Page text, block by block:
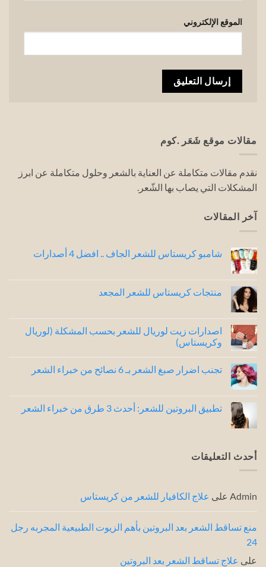
الموقع الإلكتروني
مقالات موقع شَعَر .كوم
نقدم مقالات متكاملة عن العناية بالشعر وحلول متكاملة عن ابرز
المشكلات التي يصاب بها الشّعر.
آخر المقالات
شامبو كريستاس للشعر الجاف .. افضل 4 أصدارات
تعليقات
شامبو
الجاف
..
افضل
4
أصدارات
منتجات كريستاس للشعر المجعد
تعليقات
على
منتجات
كريستاس
للشعر
المجعد
اصدارات زيت لوريال للشعر بحسب المشكلة (لوريال
وكريستاس)
تعليقات
على
للشعر
بحسب
تجنب اضرار صبغ الشعر بـ 6 نصائح من خبراء الشعر
تعليقات
على
تجنب
نصائح
تطبيق البروتين للشعر: أحدث 3 طرق من خبراء الشعر
تطبيق
البروتين
من
الشعر
أحدث التعليقات
Admin على علاج الكافيار للشعر من كريستاس
منع تساقط الشعر بعد البروتين بأهم الزيوت الطبيعية المجربه رجل
24
على علاج تساقط الشعر بعد البروتين